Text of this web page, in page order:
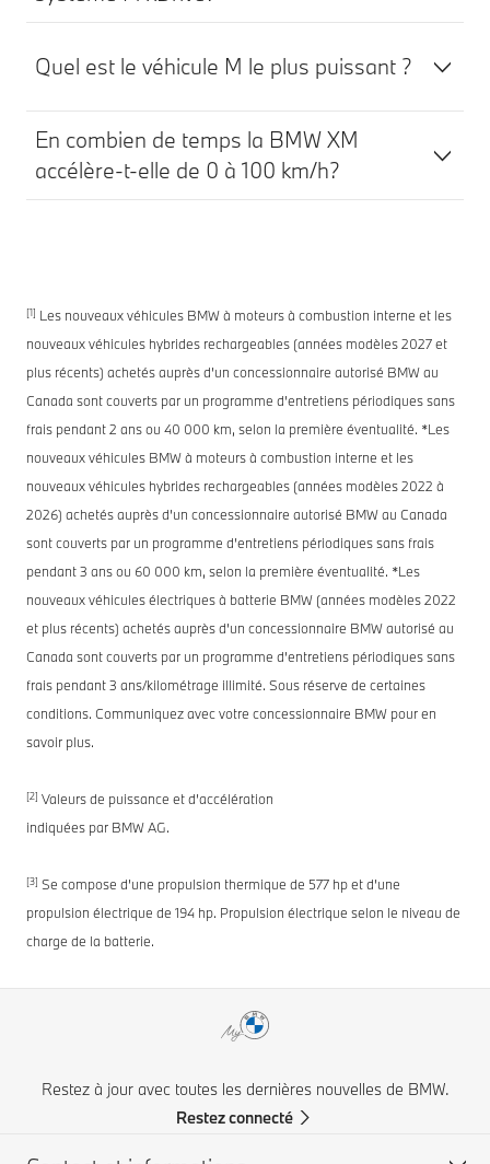
Quel est le véhicule M le plus puissant ?
En combien de temps la BMW XM
accélère-t-elle de 0 à 100 km/h?
[1] Les nouveaux véhicules BMW à moteurs à combustion interne et les
nouveaux véhicules hybrides rechargeables (années modèles 2027 et
plus récents) achetés auprès d’un concessionnaire autorisé BMW au
Canada sont couverts par un programme d’entretiens périodiques sans
frais pendant 2 ans ou 40 000 km, selon la première éventualité. *Les
nouveaux véhicules BMW à moteurs à combustion interne et les
nouveaux véhicules hybrides rechargeables (années modèles 2022 à
2026) achetés auprès d’un concessionnaire autorisé BMW au Canada
sont couverts par un programme d’entretiens périodiques sans frais
pendant 3 ans ou 60 000 km, selon la première éventualité. *Les
nouveaux véhicules électriques à batterie BMW (années modèles 2022
et plus récents) achetés auprès d’un concessionnaire BMW autorisé au
Canada sont couverts par un programme d’entretiens périodiques sans
frais pendant 3 ans/kilométrage illimité. Sous réserve de certaines
conditions. Communiquez avec votre concessionnaire BMW pour en
savoir plus.
[2] Valeurs de puissance et d’accélération
indiquées par BMW AG.
[3] Se compose d’une propulsion thermique de 577 hp et d’une
propulsion électrique de 194 hp. Propulsion électrique selon le niveau de
charge de la batterie.
Restez à jour avec toutes les dernières nouvelles de BMW.
Restez connecté